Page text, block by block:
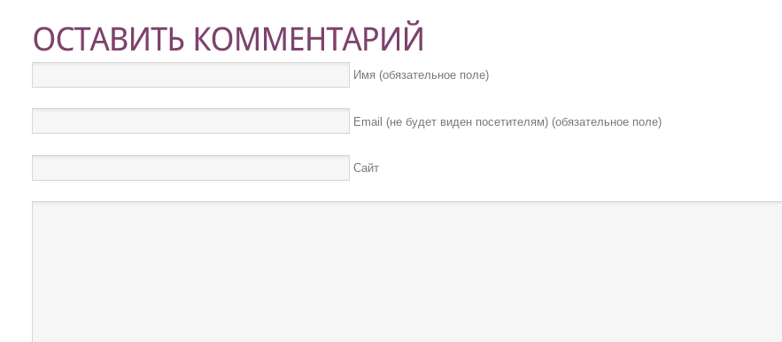
Имя (обязательное поле)
Email (не будет виден посетителям) (обязательное поле)
Сайт